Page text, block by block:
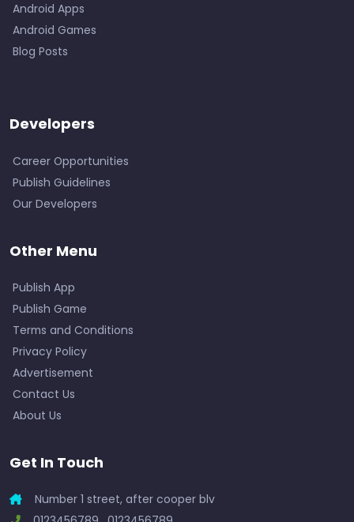
Android Apps
Android Games
Blog Posts
Developers
Career Opportunities
Publish Guidelines
Our Developers
Other Menu
Publish App
Publish Game
Terms and Conditions
Privacy Policy
Advertisement
Contact Us
About Us
Get In Touch
Number 1 street, after cooper blv